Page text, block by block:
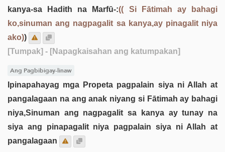
kanya-sa Hadith na Marfū-:(( Si Fātimah ay bahagi
ko,sinuman ang nagpagalit sa kanya,ay pinagalit niya
ako))
[Tumpak] - [Napagkaisahan ang katumpakan]
Ang Pagbibigay-linaw
Ipinapahayag mga Propeta pagpalain siya ni Allah at
pangalagaan na ang anak niyang si Fātimah ay bahagi
niya,Sinuman ang nagpagalit sa kanya ay tunay na
siya ang pinapagalit niya pagpalain siya ni Allah at
pangalagaan